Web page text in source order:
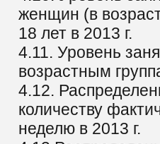
женщин (в
18 лет в 2013 г.
4.11. Уровень
возрастным
4.12.
количеству
неделю в 2013 г.